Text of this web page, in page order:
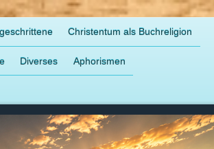
Christentum als Buchreligion
Diverses Aphorismen